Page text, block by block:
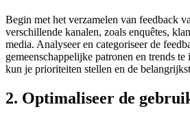
Begin met het verzamelen van feedback
verschillende kanalen, zoals enquêtes,
media. Analyseer en categoriseer de
gemeenschappelijke patronen en trends
kun je prioriteiten stellen en de
2. Optimaliseer de